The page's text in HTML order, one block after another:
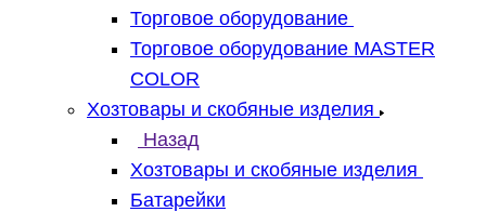
Торговое оборудование
Торговое оборудование MASTER
COLOR
Хозтовары и скобяные изделия
Назад
Хозтовары и скобяные изделия
Батарейки